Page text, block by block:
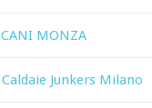
CANI MONZA
Junkers Milano